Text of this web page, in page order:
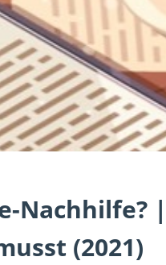
Nachhilfe?
(2021)